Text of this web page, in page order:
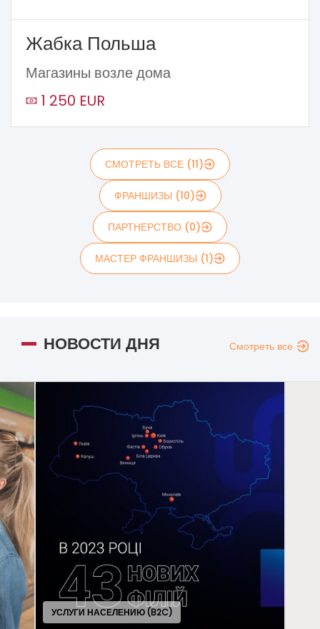
Жабка Польша
Магазины возле дома
1 250 EUR
СМОТРЕТЬ ВСЕ (11)
ФРАНШИЗЫ (10)
ПАРТНЕРСТВО (0)
МАСТЕР ФРАНШИЗЫ (1)
НОВОСТИ ДНЯ Смотреть все